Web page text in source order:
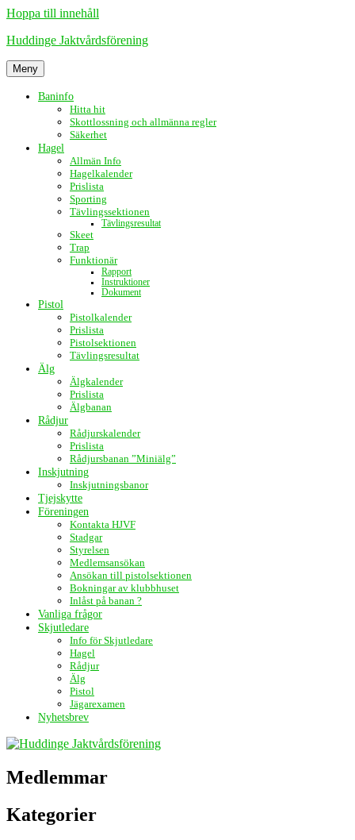
Hoppa till innehåll
Huddinge Jaktvårdsförening
Meny
Baninfo
Hitta hit
Skottlossning och allmänna regler
Säkerhet
Hagel
Allmän Info
Hagelkalender
Prislista
Sporting
Tävlingssektionen
Tävlingsresultat
Skeet
Trap
Funktionär
Rapport
Instruktioner
Dokument
Pistol
Pistolkalender
Prislista
Pistolsektionen
Tävlingsresultat
Älg
Älgkalender
Prislista
Älgbanan
Rådjur
Rådjurskalender
Prislista
Rådjursbanan ”Miniälg”
Inskjutning
Inskjutningsbanor
Tjejskytte
Föreningen
Kontakta HJVF
Stadgar
Styrelsen
Medlemsansökan
Ansökan till pistolsektionen
Bokningar av klubbhuset
Inlåst på banan ?
Vanliga frågor
Skjutledare
Info för Skjutledare
Hagel
Rådjur
Älg
Pistol
Jägarexamen
Nyhetsbrev
Medlemmar
Kategorier